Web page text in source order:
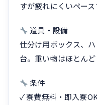
すが疲れにくいペース
道具・設備
仕分け用ボックス、
台。重い物はほとん
条件
✓ 寮費無料・即入寮